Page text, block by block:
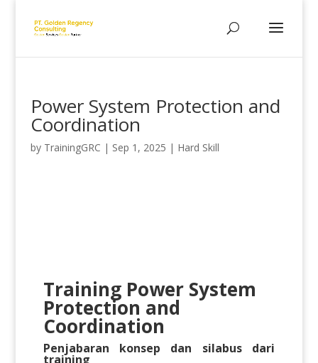
Power System Protection and
Coordination
by TrainingGRC | Sep 1, 2025 | Hard Skill
Training Power System
Protection and
Coordination
Penjabaran konsep dan silabus dari
training